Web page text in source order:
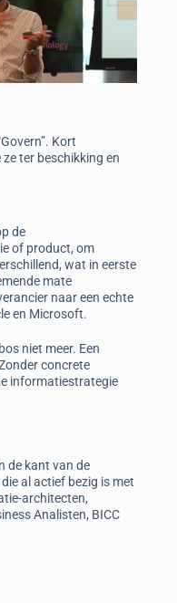
Kort
ter beschikking en
de
of product, om
wat in eerste
mate
naar een echte
en Microsoft.
niet meer. Een
concrete
informatiestrategie
de kant van de
al actief bezig is met
architecten,
Analisten, BICC